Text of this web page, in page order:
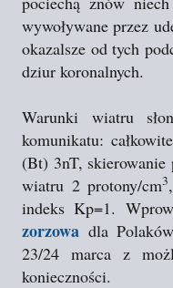
wywoływane przez
okazalsze od tych
dziur koronalnych.
Warunki wiatru
komunikatu:
(Bt) 3nT, skierowanie
wiatru 2 protony/cm3
indeks Kp=1.
zorzowa dla
23/24 marca z
konieczności.